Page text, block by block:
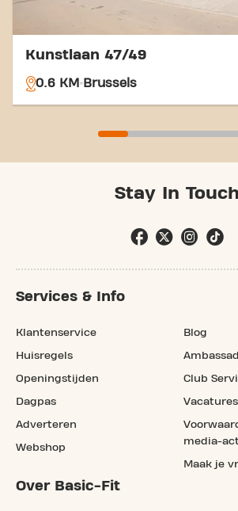
Kunstlaan 47/49
0.6 KM Brussels
Stay In Touch
Services & Info
Klantenservice
Huisregels
Openingstijden
Dagpas
Adverteren
Webshop
Blog
Club
Vacatures
media-
Maak je
Over Basic-Fit